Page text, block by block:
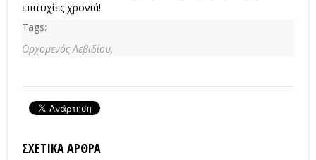
επιτυχίες χρονιά!
Tags:
Ορχομενός Λεβιδίου,
ΣΧΕΤΙΚΆ ΆΡΘΡΑ